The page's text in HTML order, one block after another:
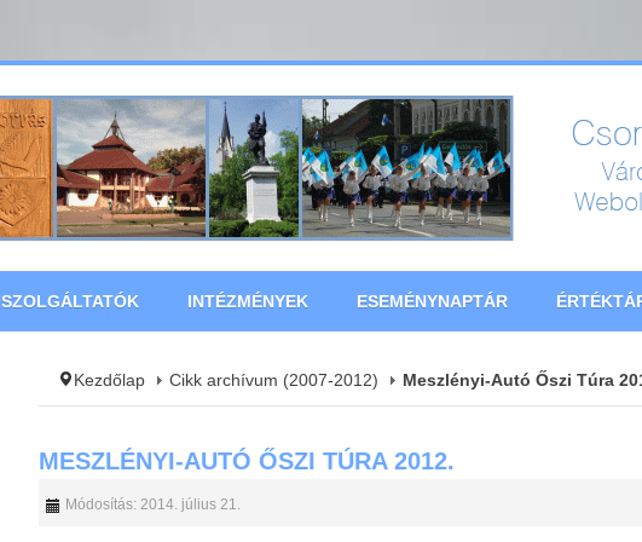
SZOLGÁLTATÓK INTÉZMÉNYEK ESEMÉNYNAPTÁR
Kezdőlap Cikk archívum (2007-2012) Meszlényi-Autó Őszi Túra
MESZLÉNYI-AUTÓ ŐSZI TÚRA 2012.
Módosítás: 2014. július 21.